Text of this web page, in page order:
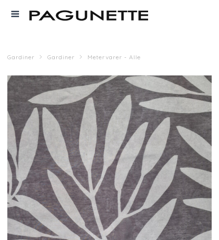
Gardiner Gardiner Metervarer - Alle